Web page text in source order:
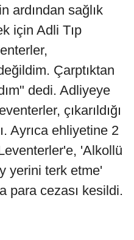
ardından sağlık
için Adli Tıp
Çarptıktan
dedi. Adliyeye
çıkarıldığı
Ayrıca ehliyetine 2
'Alkollü
yerini terk etme'
para cezası kesildi.